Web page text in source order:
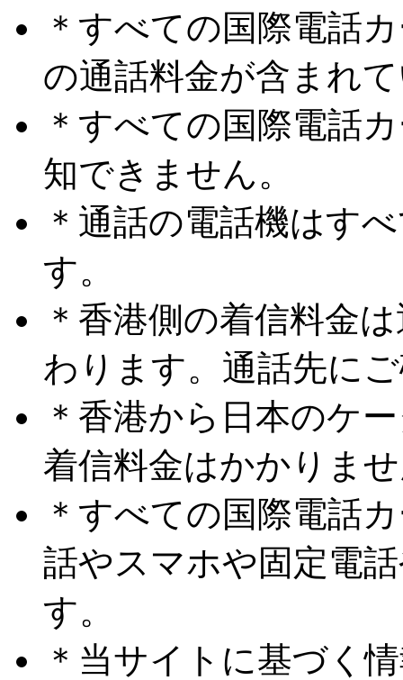
＊すべての国際電話
の通話料金が含まれ
＊すべての国際電話
知できません。
＊通話の電話機はす
す。
＊香港側の着信料金
わります。通話先に
＊香港から日本のケ
着信料金はかかりま
＊すべての国際電話
話やスマホや固定電
す。
＊当サイトに基づく